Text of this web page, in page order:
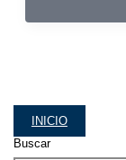
INICIO
Buscar